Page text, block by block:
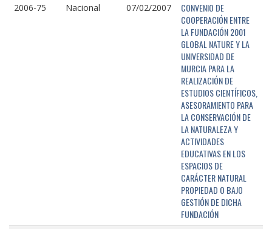
2006-75 Nacional 07/02/2007
CONVENIO DE
COOPERACIÓN ENTRE
LA FUNDACIÓN 2001
GLOBAL NATURE Y LA
UNIVERSIDAD DE
MURCIA PARA LA
REALIZACIÓN DE
ESTUDIOS CIENTÍFICOS,
ASESORAMIENTO PARA
LA CONSERVACIÓN DE
LA NATURALEZA Y
ACTIVIDADES
EDUCATIVAS EN LOS
ESPACIOS DE
CARÁCTER NATURAL
PROPIEDAD O BAJO
GESTIÓN DE DICHA
FUNDACIÓN